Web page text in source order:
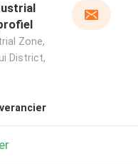
Zone,
District,